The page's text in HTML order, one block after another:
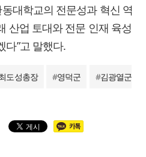
대학교의 전문성과 혁신 역
산업 토대와 전문 인재 육성
다”고 말했다.
도성총장 #영덕군 #김광열군